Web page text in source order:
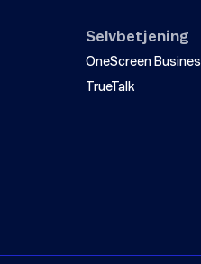
Selvbetjening
OneScreen
TrueTalk